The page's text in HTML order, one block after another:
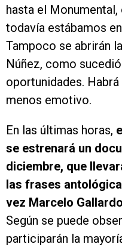
hasta el
todavía estábamos
Tampoco se abrirán
Núñez, como
oportunidades.
menos emotivo.
En las últimas horas,
se estrenará un
diciembre, que
las frases
vez Marcelo
Según se puede
participarán la